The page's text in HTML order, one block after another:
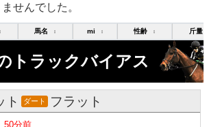
せんでした。
↕ 馬名 ↕ mi ↕ 性齢 ↕ 斤量
トラックバイアス
ト ダート フラット
50分前